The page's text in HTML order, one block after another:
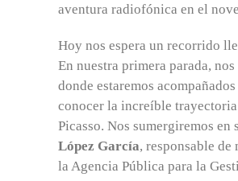
aventura radiofónica en el
Hoy nos espera un recorrido
En nuestra primera parada,
donde estaremos
conocer la increíble
Picasso. Nos sumergiremos
López García, responsable
la Agencia Pública para la